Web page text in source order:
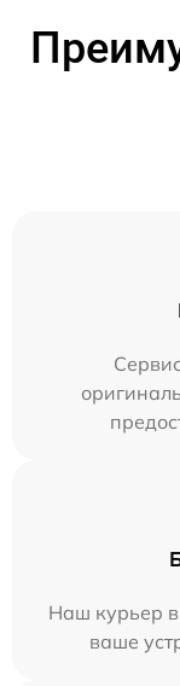
Наш курьер в
ваше